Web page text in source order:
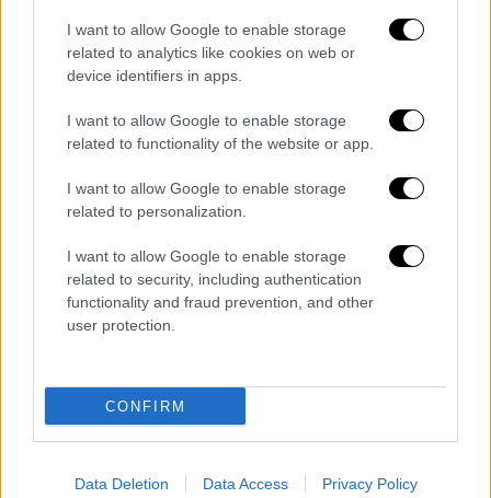
I want to allow Google to enable storage
related to analytics like cookies on web or
device identifiers in apps.
I want to allow Google to enable storage
related to functionality of the website or app.
I want to allow Google to enable storage
related to personalization.
I want to allow Google to enable storage
related to security, including authentication
functionality and fraud prevention, and other
user protection.
CONFIRM
Data Deletion Data Access Privacy Policy
Ελλάδα|14.03.2026 02:00
Αλλαγή ώρας 2026: Πότε γυρίζουμε τα
ρολόγια μας και χάνουμε μία ώρα ύπνο
Το Σαββατοκύριακο που αλλάζει η ώρα